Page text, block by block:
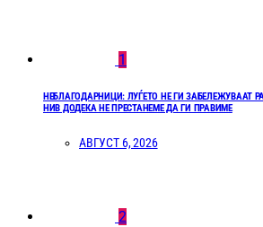
1
НЕБЛАГОДАРНИЦИ: ЛУЃЕТО НЕ ГИ ЗАБЕЛЕЖУВААТ
НИВ ДОДЕКА НЕ ПРЕСТАНЕМЕ ДА ГИ ПРАВИМЕ
АВГУСТ 6, 2026
2